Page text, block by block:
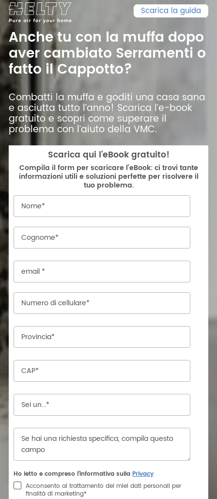
Scarica la guida
Anche tu con la muffa dopo
aver cambiato Serramenti o
fatto il Cappotto?
Combatti la muffa e goditi una casa sana
e asciutta tutto l’anno! Scarica l’e-book
gratuito e scopri come superare il
problema con l’aiuto della VMC.
Scarica qui l'eBook gratuito!
Compila il form per scaricare l’eBook: ci trovi tante
informazioni utili e soluzioni perfette per risolvere il
tuo problema.
Ho letto e compreso l’informativa sulla Privacy
Acconsento al trattamento dei miei dati personali per
finalità di marketing*